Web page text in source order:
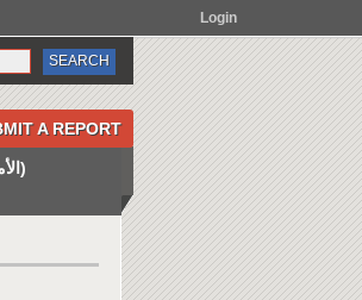
Login
A REPORT
INSTRUCTIONS (الأمن الرقمي)